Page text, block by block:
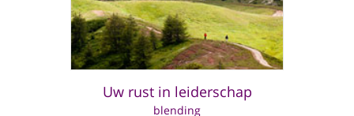
Uw rust in leiderschap
blending